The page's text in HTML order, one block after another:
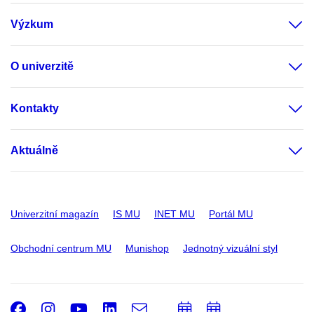
Výzkum
O univerzitě
Kontakty
Aktuálně
Univerzitní magazín IS MU INET MU Portál MU
Obchodní centrum MU Munishop Jednotný vizuální styl
Facebook
Instagram
Youtube
LinkedIn
e- PřidatPřidat